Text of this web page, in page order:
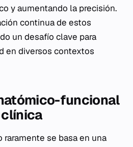
y aumentando la precisión.
continua de estos
un desafío clave para
en diversos contextos
funcional
se basa en una